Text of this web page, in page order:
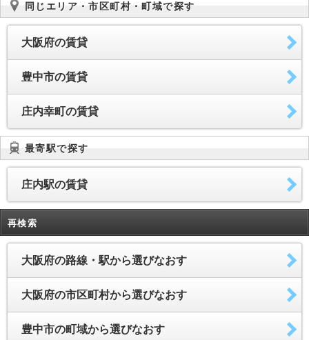
同じエリア・市区町村・町域で探す
大阪府の賃貸
豊中市の賃貸
庄内幸町の賃貸
最寄駅で探す
庄内駅の賃貸
再検索
大阪府の路線・駅から選びなおす
大阪府の市区町村から選びなおす
豊中市の町域から選びなおす